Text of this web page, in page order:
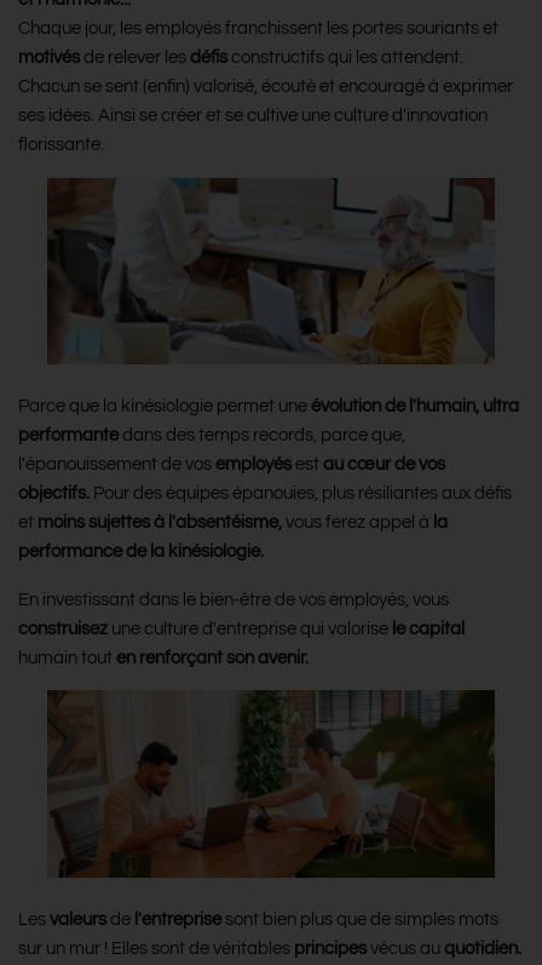
Chaque jour, les employés franchissent les portes souriants et
motivés de relever les défis constructifs qui les attendent.
Chacun se sent (enfin) valorisé, écouté et encouragé à exprimer
ses idées. Ainsi se créer et se cultive une culture d'innovation
florissante.
Parce que la kinésiologie permet une évolution de l'humain, ultra
performantedans des temps records, parce que,
l'épanouissement de vos employés est au cœur de vos
objectifs. Pour des équipes épanouies, plus résiliantes aux défis
et moins sujettes à l'absentéisme,vous ferez appel à la
performance de la kinésiologie.
En investissant dans le bien-être de vos employés, vous
construisez une culture d'entreprise qui valorise le capital
humain tout en renforçant son avenir.
Lesvaleurs de l'entreprisesont bien plus que de simples mots
sur un mur ! Elles sont de véritables principesvécus au quotidien.